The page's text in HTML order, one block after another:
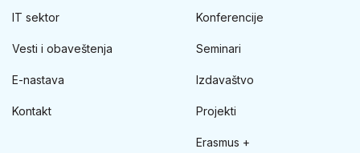
IT sektor
Vesti i obaveštenja
E-nastava
Kontakt
Konferencije
Seminari
Izdavaštvo
Projekti
Erasmus +